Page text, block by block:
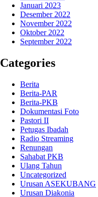
Januari 2023
Desember 2022
November 2022
Oktober 2022
September 2022
Categories
Berita
Berita-PAR
Berita-PKB
Dokumentasi Foto
Pastori II
Petugas Ibadah
Radio Streaming
Renungan
Sahabat PKB
Ulang Tahun
Uncategorized
Urusan ASEKUBANG
Urusan Diakonia